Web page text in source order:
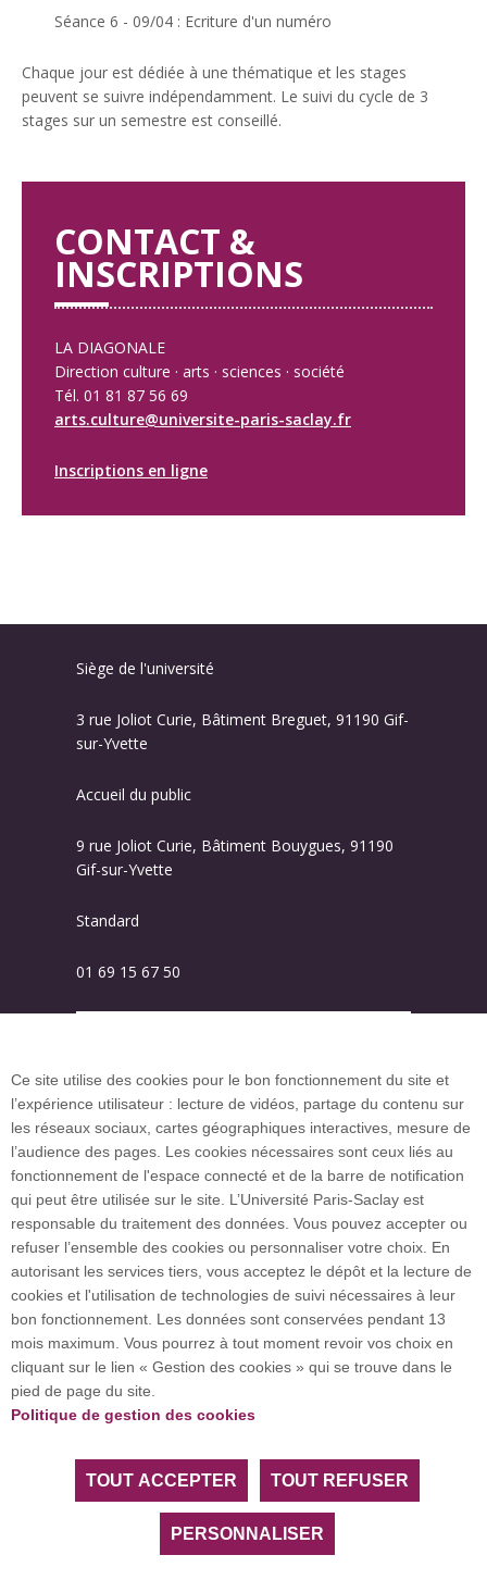
Séance 6 - 09/04 : Ecriture d'un numéro
Chaque jour est dédiée à une thématique et les stages
peuvent se suivre indépendamment. Le suivi du cycle de 3
stages sur un semestre est conseillé.
CONTACT &
INSCRIPTIONS
LA DIAGONALE
Direction culture · arts · sciences · société
Tél. 01 81 87 56 69
arts.culture@universite-paris-saclay.fr
Inscriptions en ligne
Siège de l'université
3 rue Joliot Curie, Bâtiment Breguet, 91190 Gif-
sur-Yvette
Accueil du public
9 rue Joliot Curie, Bâtiment Bouygues, 91190
Gif-sur-Yvette
Standard
01 69 15 67 50
Plan du site
Investissement d’avenir (CGI)
Accueil des publics internationaux
L’Université Paris-Saclay coordonne l'Alliance
européenne EUGLOH et est membre des réseaux
européens et internationaux CESAER, EUA, EUF,
Tous droits réservés Université Paris-Saclay
Accessibilité :partiellement conforme
Ce site utilise des cookies pour le bon fonctionnement du site et
l’expérience utilisateur : lecture de vidéos, partage du contenu sur
les réseaux sociaux, cartes géographiques interactives, mesure de
l’audience des pages. Les cookies nécessaires sont ceux liés au
fonctionnement de l'espace connecté et de la barre de notification
qui peut être utilisée sur le site. L’Université Paris-Saclay est
responsable du traitement des données. Vous pouvez accepter ou
refuser l’ensemble des cookies ou personnaliser votre choix. En
autorisant les services tiers, vous acceptez le dépôt et la lecture de
cookies et l'utilisation de technologies de suivi nécessaires à leur
bon fonctionnement. Les données sont conservées pendant 13
mois maximum. Vous pourrez à tout moment revoir vos choix en
cliquant sur le lien « Gestion des cookies » qui se trouve dans le
pied de page du site.
Politique de gestion des cookies
TOUT ACCEPTER TOUT REFUSER
PERSONNALISER